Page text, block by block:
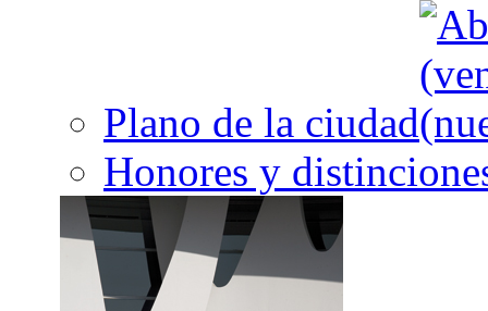
Plano de la ciudad
Honores y